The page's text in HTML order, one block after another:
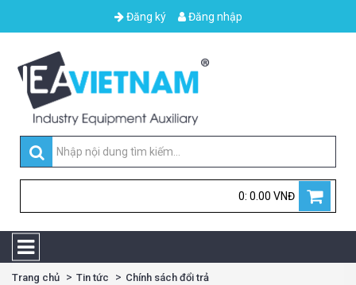
Đăng ký Đăng nhập
0: 0.00 VNĐ
Trang chủ Tin tức Chính sách đổi trả